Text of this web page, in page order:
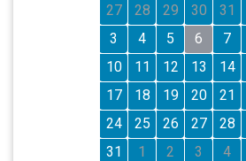
27
28 29 30 31
3
4 5 6 7
10
11 12 13 14
17
18 19 20 21
24
25 26 27 28
31
1 2 3 4